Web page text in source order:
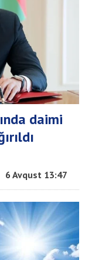
daimi
6 Avqust 13:47